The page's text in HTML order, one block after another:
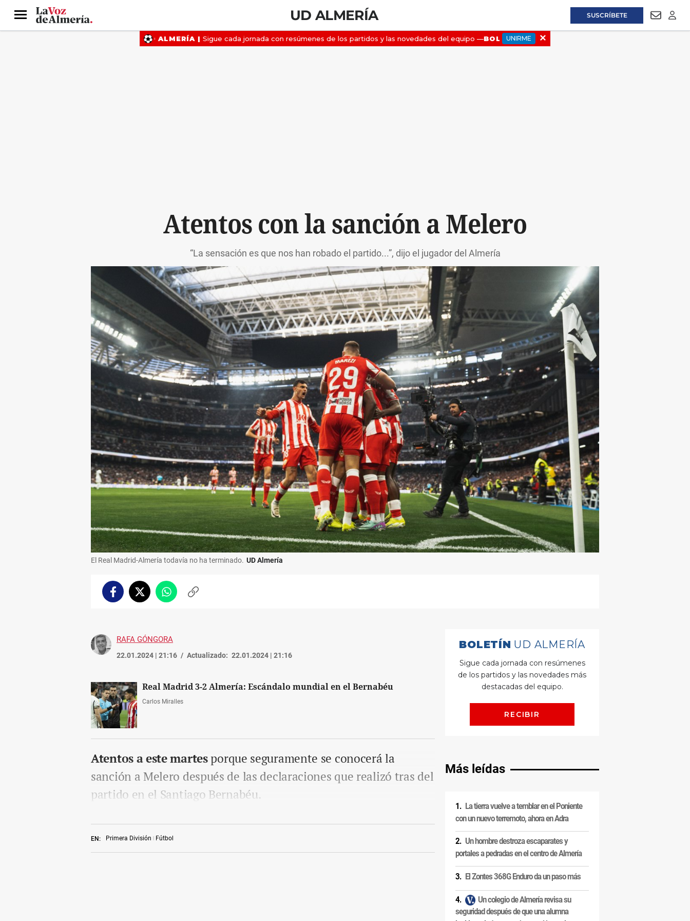
SUSCRÍBETE
Menú UD ALMERÍA
Atentos con la sanción a Melero
“La sensación es que nos han robado el partido...”, dijo el jugador del Almería
El Real Madrid-Almería todavía no ha terminado. UD Almería
FacebookTwitterWhatsappCopiar
RAFA GÓNGORA
22.01.2024 | 21:16 Actualizado: 22.01.2024 | 21:16
EN: Primera División Fútbol
Real Madrid 3-2 Almería: Escándalo mundial en el Bernabéu
Carlos Miralles
Atentos a este martesporque seguramente se conocerá la
sanción a Melero después de las declaraciones que realizó tras del
partido en el Santiago Bernabéu.
Más leídas
La tierra vuelve a temblar en el Poniente
con un nuevo terremoto, ahora en Adra
Un hombre destroza escaparates y
portales a pedradas en el centro de Almería
El Zontes 368G Enduro da un paso más
Un colegio de Almería revisa su
seguridad después de que una alumna